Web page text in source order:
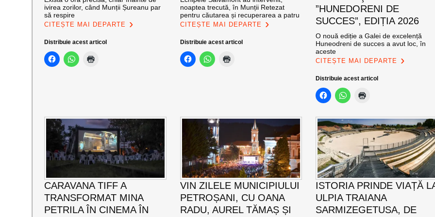
ivirea zorilor, când Munții Șureanu par
să respire
CITEȘTE MAI DEPARTE
Distribuie acest articol
noaptea trecută, în Munții Retezat
pentru căutarea și recuperarea a patru
CITEȘTE MAI DEPARTE
Distribuie acest articol
”HUNEDORENI DE
SUCCES”, EDIȚIA 2026
O nouă ediție a Galei de excelență
Huneodreni de succes a avut loc, în
aceste
CITEȘTE MAI DEPARTE
Distribuie acest articol
CARAVANA TIFF A
TRANSFORMAT MINA
PETRILA ÎN CINEMA ÎN
VIN ZILELE MUNICIPIULUI
PETROȘANI, CU OANA
RADU, AUREL TĂMAȘ ȘI
ISTORIA PRINDE VIAȚĂ
ULPIA TRAIANA
SARMIZEGETUSA, DE